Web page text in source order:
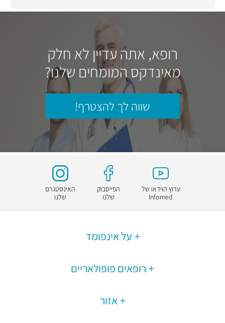
רופא, אתה עדיין לא חלק
מאינדקס המומחים שלנו?
שווה לך להצטרף!
ערוץ הוידאו של
Infomed
הפייסבוק
שלנו
האינסטגרם
שלנו
על אינפומד
רופאים פופולאריים
אזור